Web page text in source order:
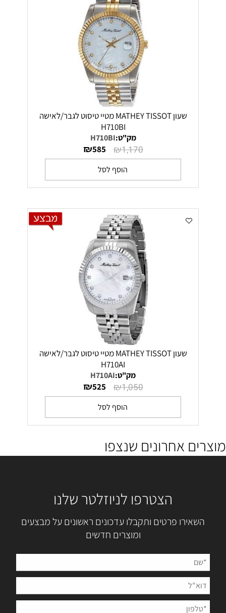
שעון MATHEY TISSOT מטיי טיסוט לגבר/לאישה
H710BI
מק"ט:H710BI
₪1,170
₪585
הוסף לסל
שעון MATHEY TISSOT מטיי טיסוט לגבר/לאישה
H710AI
מק"ט:H710AI
₪1,050
₪525
הוסף לסל
מוצרים אחרונים שנצפו
הצטרפו לניוזלטר שלנו
השאירו פרטים ותקבלו עדכונים ראשונים על מבצעים
ומוצרים חדשים